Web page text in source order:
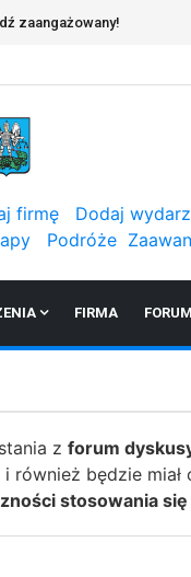
zaangażowany!
firmę Dodaj
Podróże
FIRMA FORUM
z forum
również będzie
stosowania